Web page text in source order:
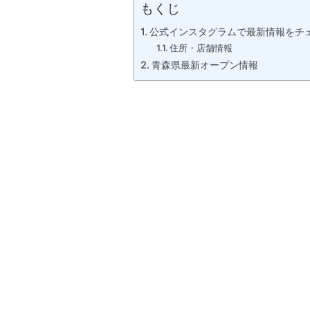
もくじ
公式インスタグラムで最新情報をチ
住所・店舗情報
青森県最新オープン情報